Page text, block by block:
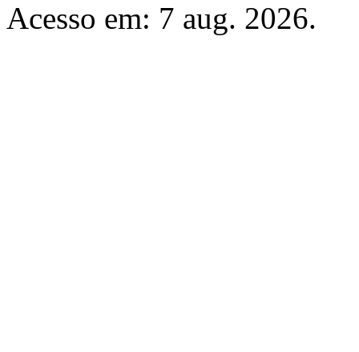
Acesso em: 7 aug. 2026.